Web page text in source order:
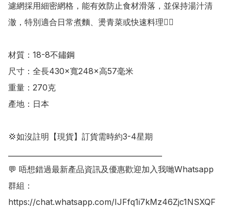
濾網採用細密網格，能有效防止食材滑落，並保持湯汁清
澈，特別適合日常煮麵、燙青菜或快速料理👍🏻
材質：18-8不鏽鋼
尺寸：全長430×寬248×高57毫米
重量：270克
產地：日本
💢如沒註明【現貨】訂貨需時約3-4星期
💬 唔想錯過最新產品資訊及優惠歡迎加入我哋Whatsapp
群組：
https://chat.whatsapp.com/IJFfq1i7kMz46Zjc1NSXQF